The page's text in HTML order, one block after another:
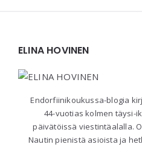
ELINA HOVINEN
Endorfiinikoukussa-blogia
44-vuotias kolmen täysi-
päivätöissä viestintäalalla.
Nautin pienistä asioista ja